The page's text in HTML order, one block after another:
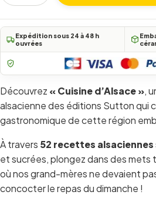
Expédition sous 24 à 48 h
ouvrées
Découvrez « Cuisine d’Alsace »,
alsacienne des éditions Sutton qui
gastronomique de cette région
À travers 52 recettes alsaciennes
et sucrées, plongez dans des
où nos grand-mères ne devaient
concocter le repas du dimanche !